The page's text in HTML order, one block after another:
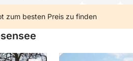
zum besten Preis zu finden